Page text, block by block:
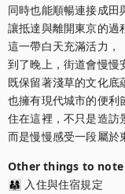
同時也能順暢連接成田
讓抵達與離開東京的過
這一帶白天充滿活力，
到了晚上，街道會慢慢
既保留著淺草的文化底
也擁有現代城市的便利
住在這裡，不只是造訪
而是慢慢感受一段屬於
Other things to note
👨‍👩‍👧 入住與住宿規定